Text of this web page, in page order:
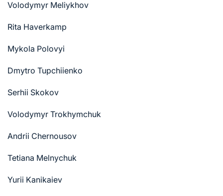
Volodymyr Meliykhov
Rita Haverkamp
Mykola Polovyi
Dmytro Tupchiienko
Serhii Skokov
Volodymyr Trokhymchuk
Andrii Chernousov
Tetiana Melnychuk
Yurii Kanikaiev